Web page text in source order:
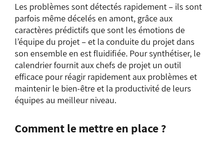
Les problèmes sont détectés rapidement – ils sont
parfois même décelés en amont, grâce aux
caractères prédictifs que sont les émotions de
l’équipe du projet – et la conduite du projet dans
son ensemble en est fluidifiée. Pour synthétiser, le
calendrier fournit aux chefs de projet un outil
efficace pour réagir rapidement aux problèmes et
maintenir le bien-être et la productivité de leurs
équipes au meilleur niveau.
Comment le mettre en place ?